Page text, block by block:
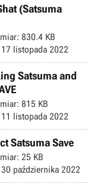
(Satsuma
830.4 KB
17 listopada 2022
Satsuma and
815 KB
11 listopada 2022
Satsuma Save
25 KB
30 października 2022